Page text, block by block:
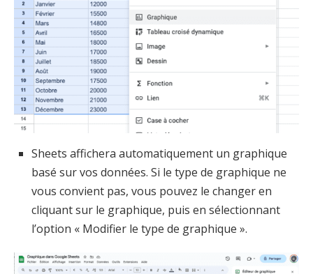
Sheets affichera automatiquement un graphique
basé sur vos données. Si le type de graphique ne
vous convient pas, vous pouvez le changer en
cliquant sur le graphique, puis en sélectionnant
l’option « Modifier le type de graphique ».